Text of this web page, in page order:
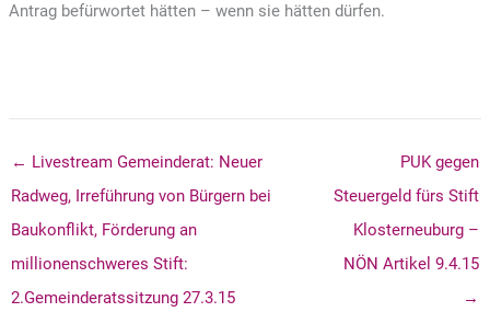
Antrag befürwortet hätten – wenn sie hätten dürfen.
← Livestream Gemeinderat: Neuer
Radweg, Irreführung von Bürgern bei
Baukonflikt, Förderung an
millionenschweres Stift:
2.Gemeinderatssitzung 27.3.15
PUK gegen
Steuergeld fürs Stift
Klosterneuburg –
NÖN Artikel 9.4.15
→